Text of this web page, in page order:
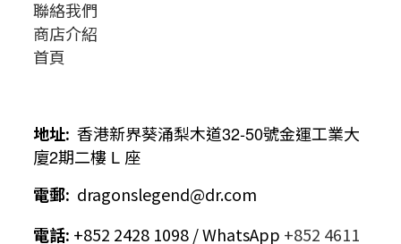
聯絡我們
商店介紹
首頁
地址: 香港新界葵涌梨木道32-50號金運工業大
廈2期二樓 L 座
電郵: dragonslegend@dr.com
電話: +852 2428 1098 / WhatsApp +852 4611